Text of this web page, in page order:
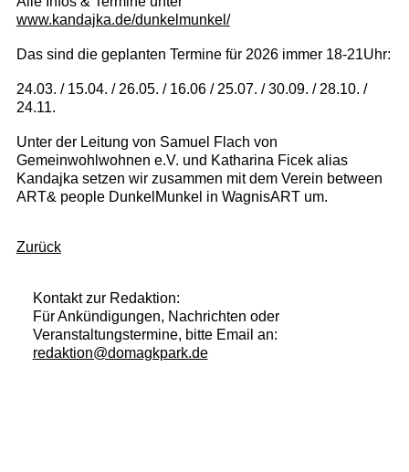
www.kandajka.de/dunkelmunkel/
Das sind die geplanten Termine für 2026 immer 18-21Uhr:
24.03. / 15.04. / 26.05. / 16.06 / 25.07. / 30.09. / 28.10. /
24.11.
Unter der Leitung von Samuel Flach von
Gemeinwohlwohnen e.V. und Katharina Ficek alias
Kandajka setzen wir zusammen mit dem Verein between
ART& people DunkelMunkel in WagnisART um.
Zurück
Kontakt zur Redaktion:
Für Ankündigungen, Nachrichten oder
Veranstaltungstermine, bitte Email an:
redaktion@domagkpark.de